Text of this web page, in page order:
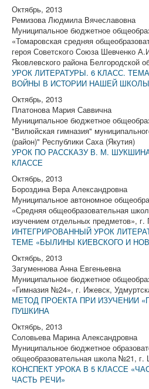
Октябрь, 2013
Ремизова Людмила Вячеславовна
Муниципальное бюджетное
«Томаровская средняя
героя Советского Союза Шевченко
Яковлевского района Белгородской
УРОК ЛИТЕРАТУРЫ. 6 КЛАСС.
ВОЙНЫ В ИСТОРИИ НАШЕЙ
Октябрь, 2013
Платонова Мария Саввична
Муниципальное бюджетное
"Вилюйская гимназия"
(район)" Республики Саха (Якутия)
УРОК ПО РАССКАЗУ В. М.
КЛАССЕ
Октябрь, 2013
Бороздина Вера Александровна
Муниципальное автономное
«Средняя общеобразовательная
изучением отдельных предметов», г.
ИНТЕГРИРОВАННЫЙ УРОК
ТЕМЕ «БЫЛИНЫ КИЕВСКОГО И
Октябрь, 2013
Загуменнова Анна Евгеньевна
Муниципальное бюджетное
«Гимназия №24», г. Ижевск,
МЕТОД ПРОЕКТА ПРИ ИЗУЧЕНИИ
ПУШКИНА
Октябрь, 2013
Соловьева Марина Александровна
Муниципальное бюджетное
общеобразовательная школа №21, г.
КОНСПЕКТ УРОКА В 5 КЛАССЕ
ЧАСТЬ РЕЧИ»